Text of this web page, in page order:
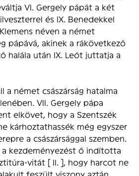
VI. Gergely pápát a két
és IX. Benedekkel
néven a német
pápává, akinek a rákövetkező
halála után IX. Leót juttatja a
a német császárság hatalma
VII. Gergely pápa
elkövet, hogy a Szentszék
kárhoztathassék még egyszer
a császársággal szemben.
a kezdeményezést ő indította
vitát [ II. ], hogy harcot ne
feszült viszony aztán